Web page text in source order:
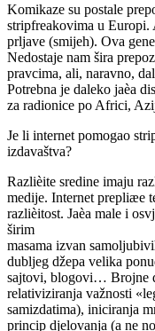
Komikaze su postale
stripfreakovima u Europi.
prljave (smijeh). Ova
Nedostaje nam šira
pravcima, ali, naravno,
Potrebna je daleko jaèa
za radionice po Africi,
Je li internet pomogao
izdavaštva?
Razlièite sredine imaju
medije. Internet prepliæe
razlièitost. Jaèa male i
širim
masama izvan
dubljeg džepa velika
sajtovi, blogovi… Brojne
relativiziranja važnosti
samizdatima), iniciranja
princip djelovanja (a ne